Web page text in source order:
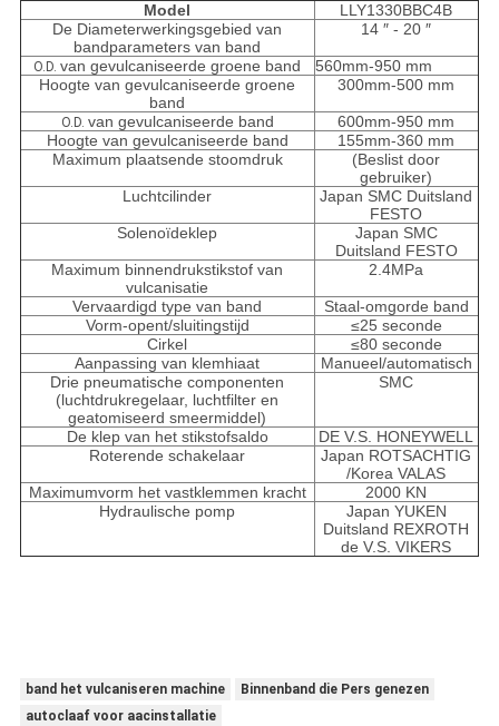
Model
LLY1330BBC4B
De Diameterwerkingsgebied van
bandparameters van band
14 ″ - 20 ″
O.D.van gevulcaniseerde groene band
560mm-950 mm
Hoogte van gevulcaniseerde groene
band
300mm-500 mm
O.D. van gevulcaniseerde band
600mm-950 mm
Hoogte van gevulcaniseerde band
155mm-360 mm
Maximum plaatsende stoomdruk
(Beslist door
gebruiker)
Luchtcilinder
Japan SMC Duitsland
FESTO
Solenoïdeklep
Japan SMC
Duitsland FESTO
Maximum binnendrukstikstof van
vulcanisatie
2.4MPa
Vervaardigd type van band
Staal-omgorde band
Vorm-opent/sluitingstijd
≤25 seconde
Cirkel
≤80 seconde
Aanpassing van klemhiaat
Manueel/automatisch
Drie pneumatische componenten
(luchtdrukregelaar, luchtfilter en
geatomiseerd smeermiddel)
SMC
De klep van het stikstofsaldo
DE V.S. HONEYWELL
Roterende schakelaar
Japan ROTSACHTIG
/Korea VALAS
Maximumvorm het vastklemmen kracht
2000 KN
Hydraulische pomp
Japan YUKEN
Duitsland REXROTH
de V.S. VIKERS
band het vulcaniseren machine
Binnenband die Pers genezen
autoclaaf voor aacinstallatie